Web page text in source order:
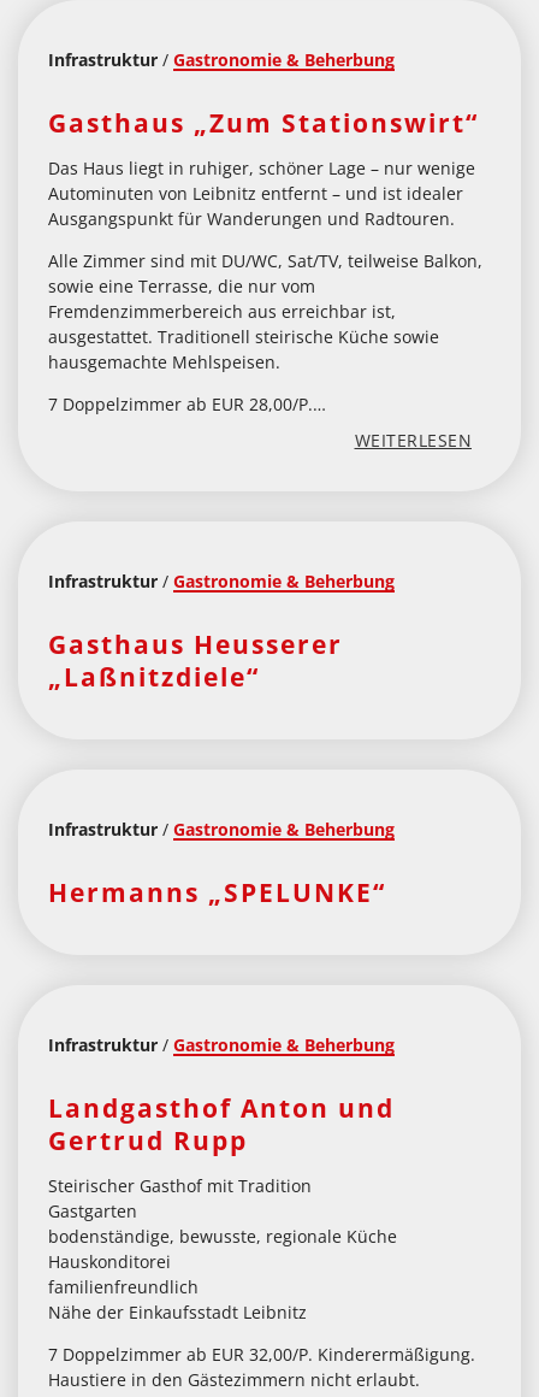
Infrastruktur / Gastronomie & Beherbung
Gasthaus „Zum Stationswirt“
Das Haus liegt in ruhiger, schöner Lage – nur wenige
Autominuten von Leibnitz entfernt – und ist idealer
Ausgangspunkt für Wanderungen und Radtouren.
Alle Zimmer sind mit DU/WC, Sat/TV, teilweise Balkon,
sowie eine Terrasse, die nur vom
Fremdenzimmerbereich aus erreichbar ist,
ausgestattet. Traditionell steirische Küche sowie
hausgemachte Mehlspeisen.
7 Doppelzimmer ab EUR 28,00/P.…
WEITERLESEN
R
Infrastruktur / Gastronomie & Beherbung
Gasthaus Heusserer
„Laßnitzdiele“
Infrastruktur / Gastronomie & Beherbung
Hermanns „SPELUNKE“
Infrastruktur / Gastronomie & Beherbung
Landgasthof Anton und
Gertrud Rupp
Steirischer Gasthof mit Tradition
Gastgarten
bodenständige, bewusste, regionale Küche
Hauskonditorei
familienfreundlich
Nähe der Einkaufsstadt Leibnitz
7 Doppelzimmer ab EUR 32,00/P. Kinderermäßigung.
Haustiere in den Gästezimmern nicht erlaubt.